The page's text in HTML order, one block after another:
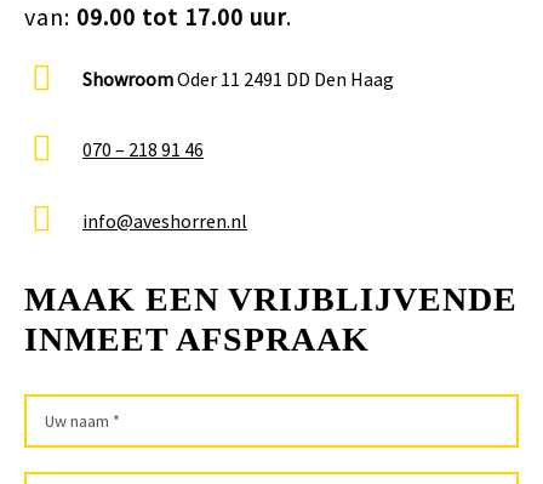
van: 09.00 tot 17.00 uur.
ShowroomOder 11 2491 DD Den Haag
070 – 218 91 46
info@aveshorren.nl
MAAK EEN VRIJBLIJVENDE
INMEET AFSPRAAK